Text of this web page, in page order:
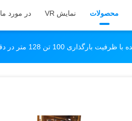
محصولات نمایش VR در مورد ما
بلند و 24-96 متر طول بلند قابل تنظیم برای ساخت و ساز سنگین